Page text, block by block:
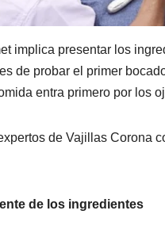
implica presentar los
de probar el primer
entra primero por los
de Vajillas Corona
de los ingredientes